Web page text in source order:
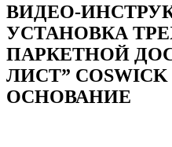
ВИДЕО-
УСТАНОВКА
ПАРКЕТНОЙ
ЛИСТ”
ОСНОВАНИЕ